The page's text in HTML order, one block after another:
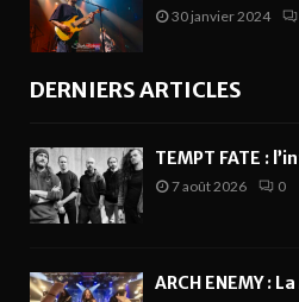
30 janvier 2024
DERNIERS ARTICLES
TEMPT FATE :
7 août 2026 0
ARCH ENEMY :